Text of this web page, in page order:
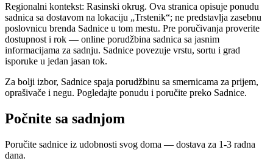
Regionalni kontekst: Rasinski okrug. Ova stranica opisuje ponudu
sadnica sa dostavom na lokaciju „Trstenik“; ne predstavlja zasebnu
poslovnicu brenda Sadnice u tom mestu. Pre poručivanja proverite
dostupnost i rok — online porudžbina sadnica sa jasnim
informacijama za sadnju. Sadnice povezuje vrstu, sortu i grad
isporuke u jedan jasan tok.
Za bolji izbor, Sadnice spaja porudžbinu sa smernicama za prijem,
oprašivače i negu. Pogledajte ponudu i poručite preko Sadnice.
Počnite sa sadnjom
Poručite sadnice iz udobnosti svog doma — dostava za 1-3 radna
dana.